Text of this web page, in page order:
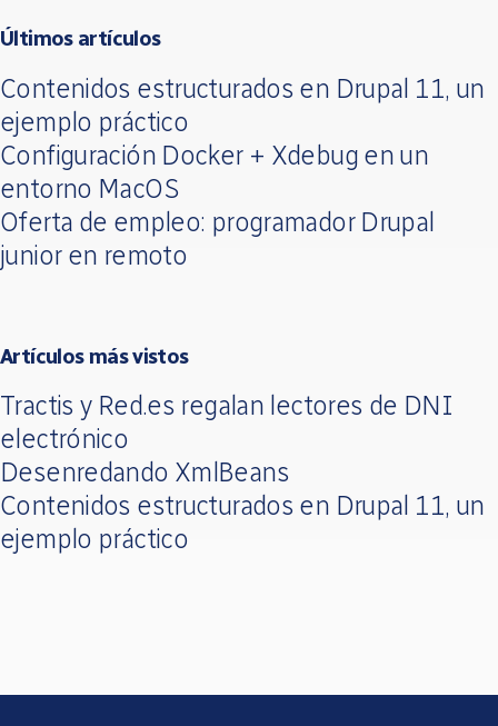
Últimos artículos
Contenidos estructurados en Drupal 11, un
ejemplo práctico
Configuración Docker + Xdebug en un
entorno MacOS
Oferta de empleo: programador Drupal
junior en remoto
Artículos más vistos
Tractis y Red.es regalan lectores de DNI
electrónico
Desenredando XmlBeans
Contenidos estructurados en Drupal 11, un
ejemplo práctico